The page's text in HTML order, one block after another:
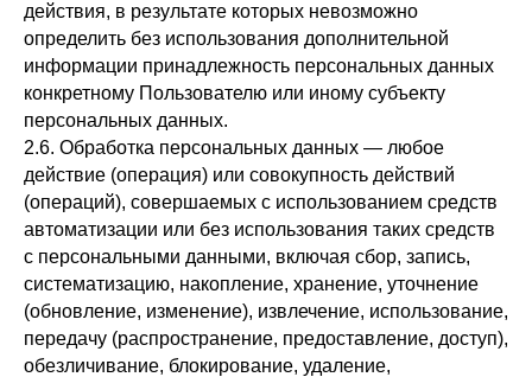
действия, в результате которых невозможно
определить без использования дополнительной
информации принадлежность персональных данных
конкретному Пользователю или иному субъекту
персональных данных.
2.6. Обработка персональных данных — любое
действие (операция) или совокупность действий
(операций), совершаемых с использованием средств
автоматизации или без использования таких средств
с персональными данными, включая сбор, запись,
систематизацию, накопление, хранение, уточнение
(обновление, изменение), извлечение, использование,
передачу (распространение, предоставление, доступ),
обезличивание, блокирование, удаление,